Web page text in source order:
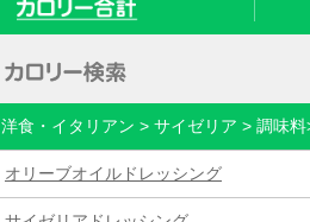
洋食・イタリアン > サイゼリア > 調味
オリーブオイルドレッシング